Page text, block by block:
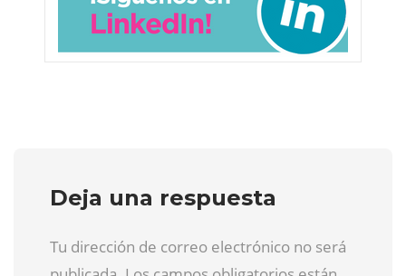
Deja una respuesta
Tu dirección de correo electrónico no será